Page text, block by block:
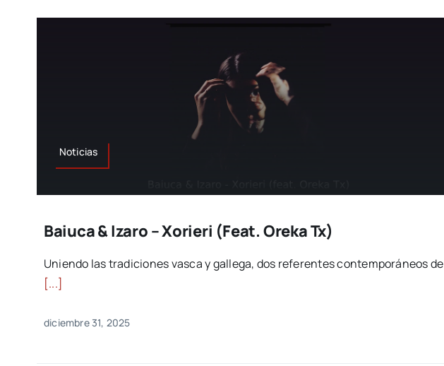
Noticias
Baiuca & Izaro – Xorieri (feat. Oreka Tx)
Uniendo las tradiciones vasca y gallega, dos referentes contemporáneos de
[...]
diciembre 31, 2025